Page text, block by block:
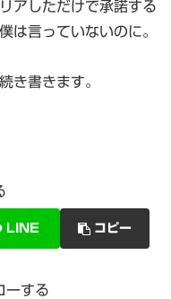
アしただけで承諾する
は言っていないのに。
き書きます。
LINE コピー
ーする